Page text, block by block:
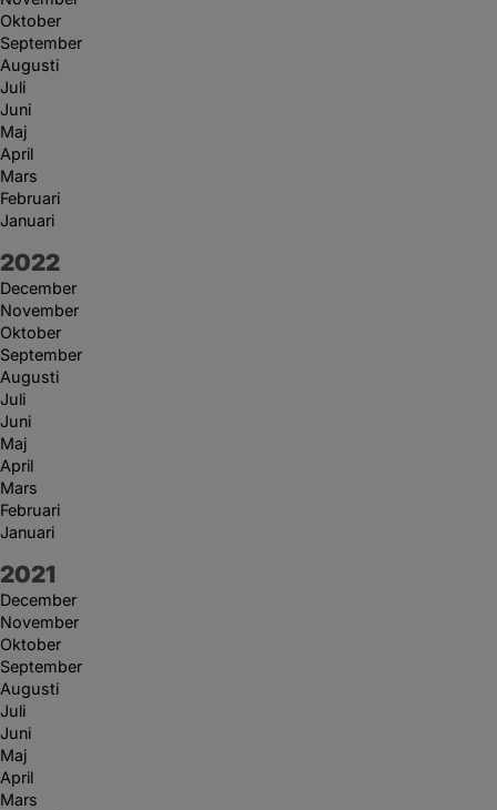
Oktober
September
Augusti
Juli
Juni
Maj
April
Mars
Februari
Januari
År:
2022
December
November
Oktober
September
Augusti
Juli
Juni
Maj
April
Mars
Februari
Januari
År:
2021
December
November
Oktober
September
Augusti
Juli
Juni
Maj
April
Mars